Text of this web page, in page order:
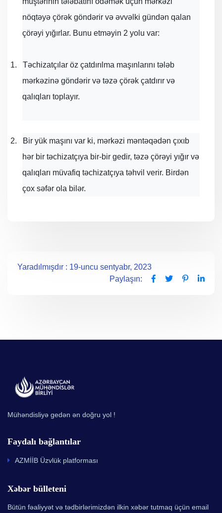
nöqtəyə çörək göndərir və əvvəlki gündən qalan
çörəyi yığırlar. Bunu etməyin 2 yolu var:
1.
Təchizatçılar öz çatdırılma maşınlarını tələb
mərkəzinə göndərir və təzə çörək çatdırır və
qalıqları toplayır.
2.
Bir yük maşını var ki, mərkəzi məntəqədən çıxıb
hər bir təchizatçıya bir-bir gedir, təzə çörəyi yığır və
qalıqları müvafiq təchizatçıya təhvil verir. Birdən
çox səfər ola bilər.
Yaradılmışdır : 19-uncu sentyabr, 2023
Paylaşın:
Mühəndisliyə gedən ən doğru yol !
Faydalı bağlantılar
AZMİİB Üzvlük platforması
Xəbər bülleteni
Bütün fəaliyyət və tədbirlərimizdən ilkin xəbər tutmaq üçün email